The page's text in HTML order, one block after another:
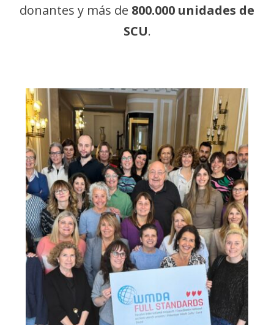
donantes y más de 800.000 unidades de
SCU.